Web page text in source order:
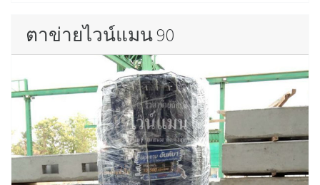
ตาข่ายไวน์แมน 90